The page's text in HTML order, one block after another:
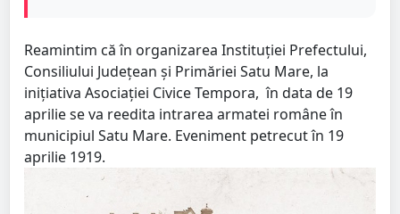
Reamintim că în organizarea Instituției Prefectului,
Consiliului Județean și Primăriei Satu Mare, la
inițiativa Asociației Civice Tempora, în data de 19
aprilie se va reedita intrarea armatei române în
municipiul Satu Mare. Eveniment petrecut în 19
aprilie 1919.